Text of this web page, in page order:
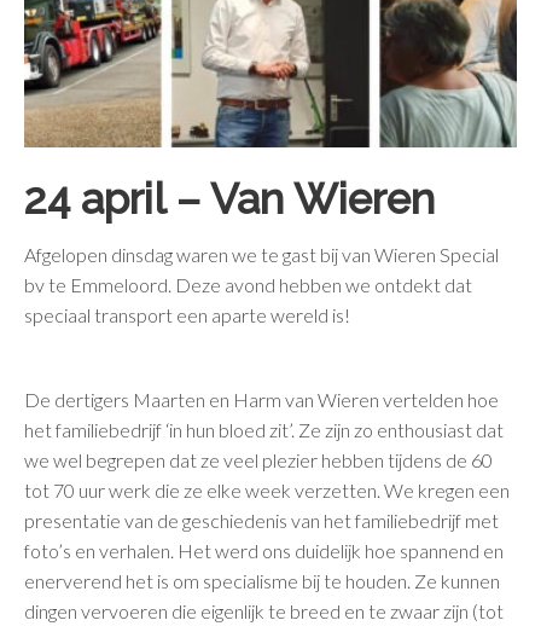
24 april – Van Wieren
Afgelopen dinsdag waren we te gast bij van Wieren Special
bv te Emmeloord. Deze avond hebben we ontdekt dat
speciaal transport een aparte wereld is!
De dertigers Maarten en Harm van Wieren vertelden hoe
het familiebedrijf ‘in hun bloed zit’. Ze zijn zo enthousiast dat
we wel begrepen dat ze veel plezier hebben tijdens de 60
tot 70 uur werk die ze elke week verzetten. We kregen een
presentatie van de geschiedenis van het familiebedrijf met
foto’s en verhalen. Het werd ons duidelijk hoe spannend en
enerverend het is om specialisme bij te houden. Ze kunnen
dingen vervoeren die eigenlijk te breed en te zwaar zijn (tot